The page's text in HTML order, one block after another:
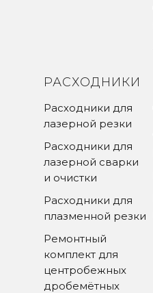
РАСХОДНИКИ
Расходники для
лазерной резки
Расходники для
лазерной сварки
и очистки
Расходники для
плазменной резки
Ремонтный
комплект для
центробежных
дробемётных